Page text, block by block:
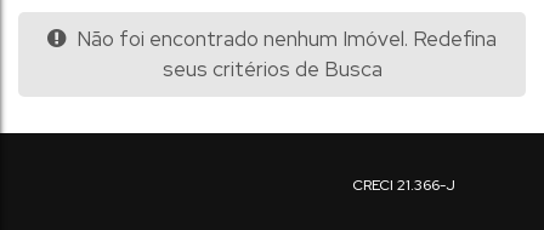
Não foi encontrado nenhum Imóvel. Redefina
seus critérios de Busca